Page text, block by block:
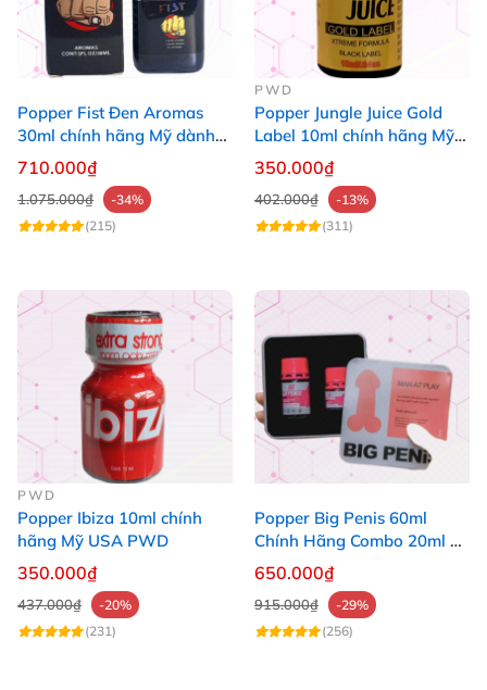
Popper Fist Đen Aromas
30ml chính hãng Mỹ dành
cho Top Bot
710.000₫
1.075.000₫
-34%
(215)
PWD
Popper Jungle Juice Gold
Label 10ml chính hãng Mỹ
USA PWD
350.000₫
402.000₫
-13%
(311)
PWD
Popper Ibiza 10ml chính
hãng Mỹ USA PWD
350.000₫
437.000₫
-20%
(231)
Popper Big Penis 60ml
Chính Hãng Combo 20ml +
40ml Tăng Khoái Cảm Cho
Top & Bot
650.000₫
915.000₫
-29%
(256)